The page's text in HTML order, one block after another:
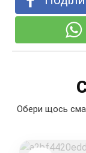
Обери щось